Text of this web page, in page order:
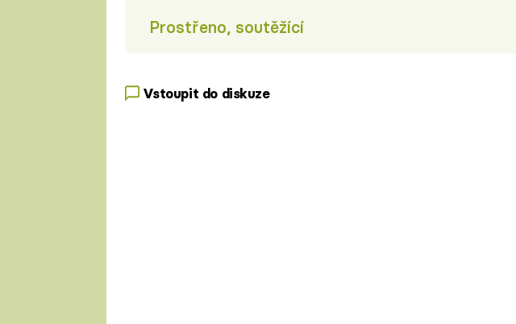
Prostřeno, soutěžící
Vstoupit do diskuze